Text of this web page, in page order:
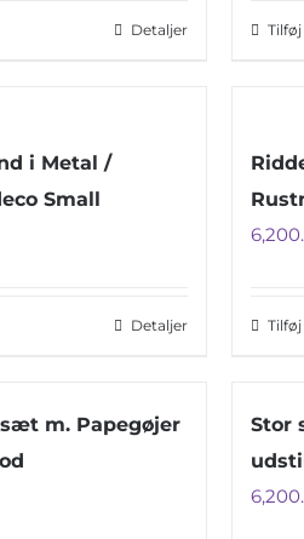
Detaljer
i Metal /
Small
Detaljer
m. Papegøjer
Stor